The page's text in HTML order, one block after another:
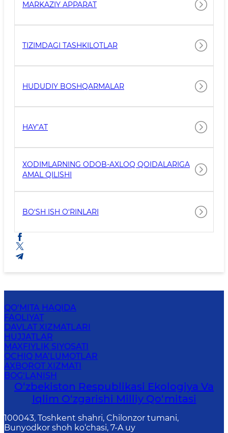
MARKAZIY APPARAT
TIZIMDAGI TASHKILOTLAR
HUDUDIY BOSHQARMALAR
HAY’AT
XODIMLARNING ODOB-AXLOQ QOIDALARIGA
AMAL QILISHI
BO‘SH ISH O‘RINLARI
QO‘MITA HAQIDA
FAOLIYAT
DAVLAT XIZMATLARI
HUJJATLAR
MAXFIYLIK SIYOSATI
OCHIQ MA’LUMOTLAR
AXBOROT XIZMATI
BOG‘LANISH
O‘zbekiston Respublikasi Ekologiya Va
Iqlim O‘zgarishi Milliy Qo‘mitasi
100043, Toshkent shahri, Chilonzor tumani,
Bunyodkor shoh ko‘chasi, 7-A uy